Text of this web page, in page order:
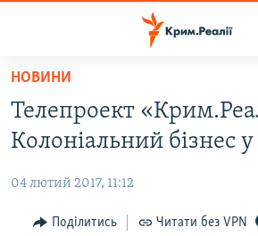
Перейти
основного
матеріалу
до
навігації
ВОДА.КРИМ
ПОЛІТИКА
БЛОГИ
НОВИНИ
Телепроект
Колоніальний бізнес
04 лютий 2017, 11:12
Поділитись Читати без VPN